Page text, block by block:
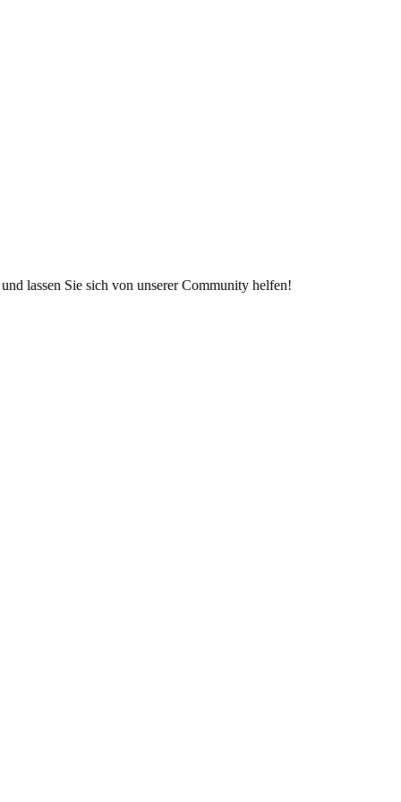
lassen Sie sich von unserer Community helfen!